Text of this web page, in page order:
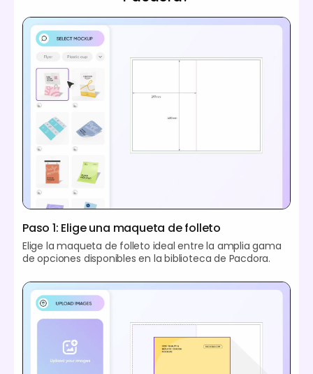
Paso 1: Elige una maqueta de folleto
Elige la maqueta de folleto ideal entre la amplia gama
de opciones disponibles en la biblioteca de Pacdora.